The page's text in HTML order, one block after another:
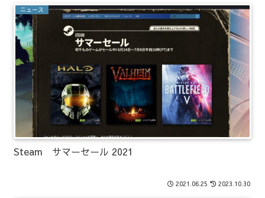
ニュース
Steam サマーセール 2021
2021.06.25 2023.10.30